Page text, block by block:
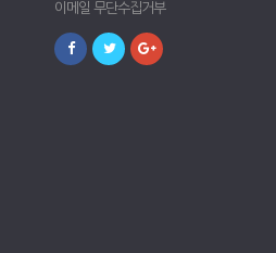
이메일 무단수집거부